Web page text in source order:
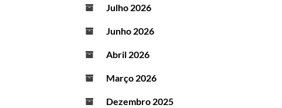
Julho 2026
Junho 2026
Abril 2026
Março 2026
Dezembro 2025